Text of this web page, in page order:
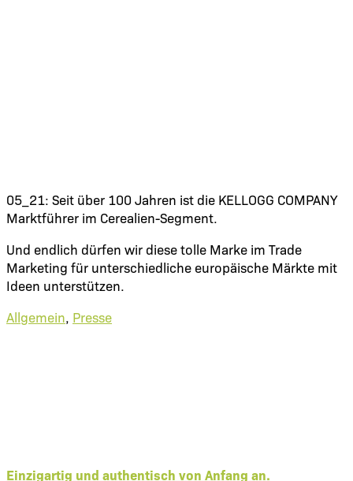
05_21: Seit über 100 Jahren ist die KELLOGG COMPANY
Marktführer im Cerealien-Segment.
Und endlich dürfen wir diese tolle Marke im Trade
Marketing für unterschiedliche europäische Märkte mit
Ideen unterstützen.
Allgemein, Presse
Einzigartig und authentisch von Anfang an.